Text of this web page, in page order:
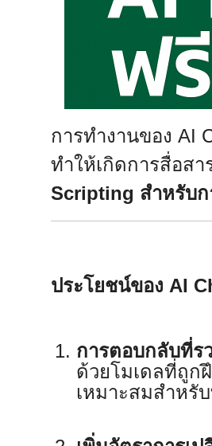
การทำงานของ AI
ทำให้เกิดการสื่อส
Scripting สำหรับก
ประโยชน์ของ AI
การตอบกลับที่ร
ด้วยโมเดลที่ถูก
เหมาะสมสำหรั